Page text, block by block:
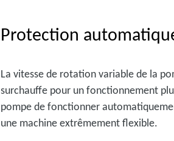
Protection
La vitesse de rotation variable de la
surchauffe pour un fonctionnement
pompe de fonctionner
une machine extrêmement flexible.